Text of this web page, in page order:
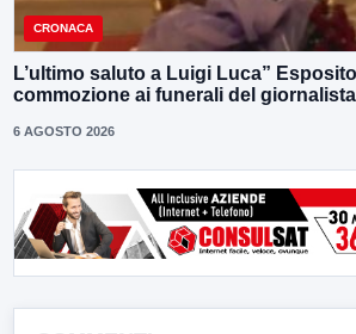
CRONACA
L’ultimo saluto a Luigi Luca”
commozione ai funerali del
6 AGOSTO 2026